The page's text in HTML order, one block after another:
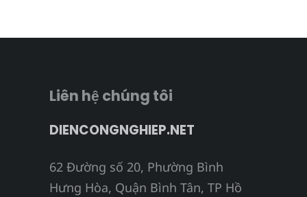
Liên hệ chúng tôi
DIENCONGNGHIEP.NET
62 Đường số 20, Phường Bình
Hưng Hòa, Quận Bình Tân, TP Hồ